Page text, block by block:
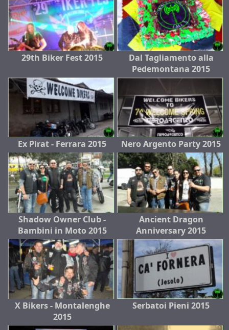
29th Biker Fest 2015
Dal Tagliamento alla
Pedemontana 2015
Ex Pirat - Ferrara 2015 Nero Argento Party 2015
Shadow Owner Club -
Bambini in Moto 2015
Ancient Dragon
Anniversary 2015
X Bikers - Montalenghe
2015
Serbatoi Pieni 2015